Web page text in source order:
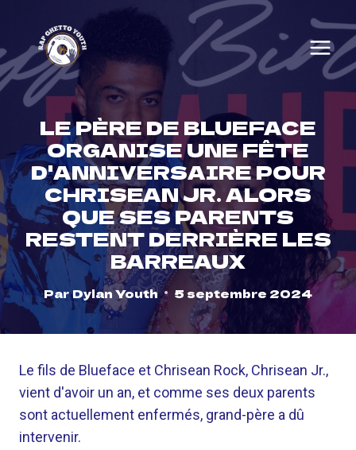
content
LE PÈRE DE BLUEFACE
ORGANISE UNE FÊTE
D'ANNIVERSAIRE POUR
CHRISEAN JR. ALORS
QUE SES PARENTS
RESTENT DERRIÈRE LES
BARREAUX
ParDylan Youth 5 septembre 2024
Le fils de Blueface et Chrisean Rock, Chrisean Jr.,
vient d'avoir un an, et comme ses deux parents
sont actuellement enfermés, grand-père a dû
intervenir.